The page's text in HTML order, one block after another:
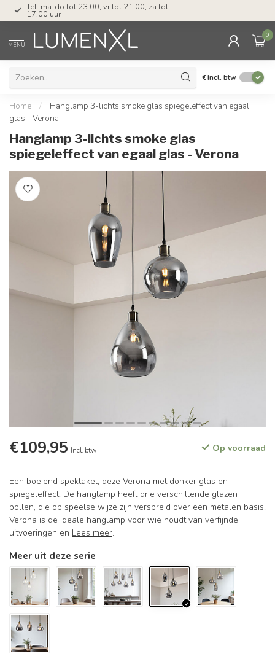
Tel: ma-do tot 23.00, vr tot 21.00, za tot
17.00 uur
MENU
0
€Incl. btw
Home /
Hanglamp 3-lichts smoke glas spiegeleffect van egaal
glas - Verona
Hanglamp 3-lichts smoke glas
spiegeleffect van egaal glas - Verona
€109,95 Incl. btw Op voorraad
Een boeiend spektakel, deze Verona met donker glas en
spiegeleffect. De hanglamp heeft drie verschillende glazen
bollen, die op speelse wijze zijn verspreid over een metalen basis.
Verona is de ideale hanglamp voor wie houdt van verfijnde
uitvoeringen en Lees meer.
Meer uit deze serie